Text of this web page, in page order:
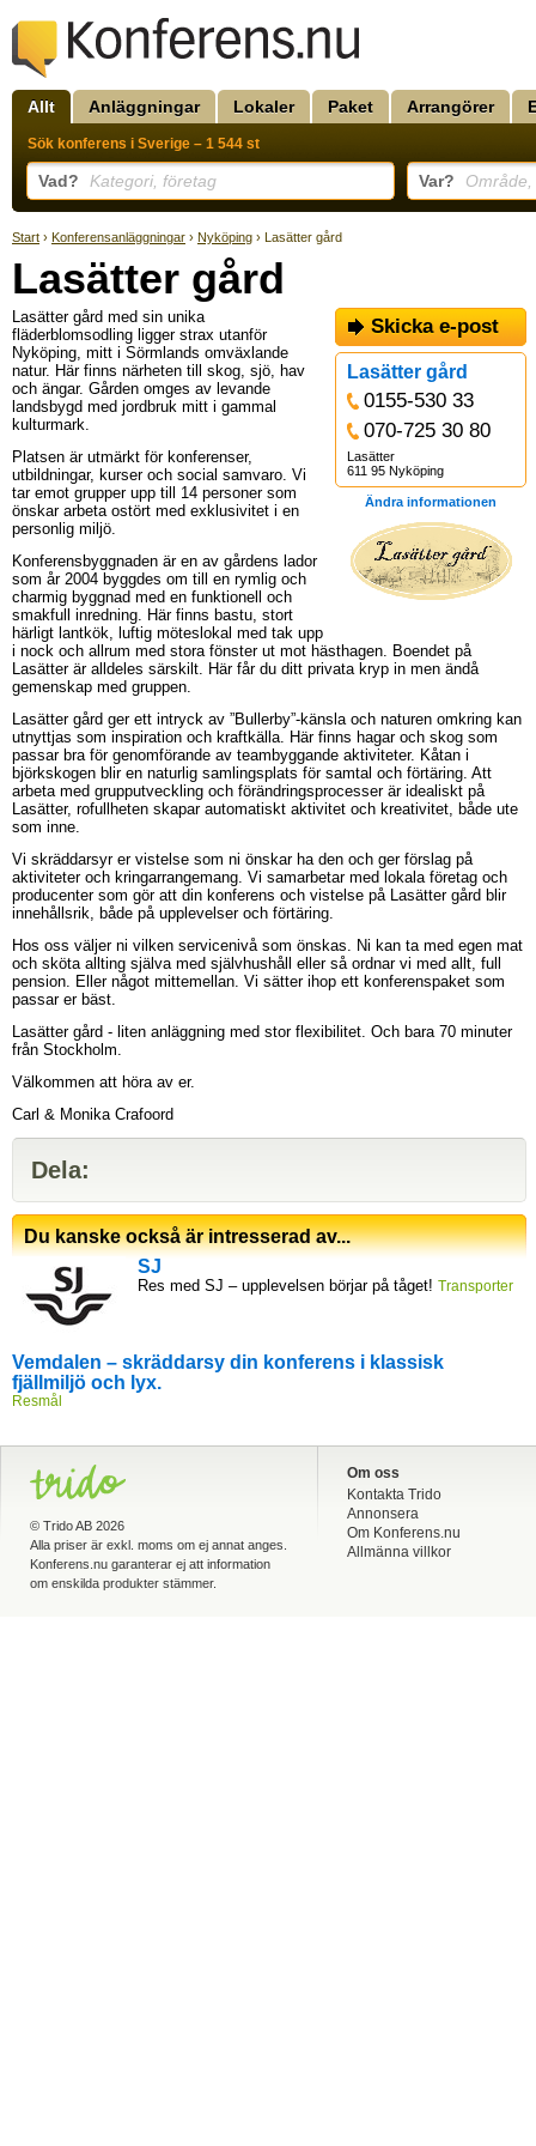
Allt Anläggningar Lokaler Paket Arrangörer
Sök konferens i Sverige – 1 544 st
Vad? Kategori, företag Var?
Start › Konferensanläggningar › Nyköping › Lasätter gård
Lasätter gård
Skicka e-post
Lasätter gård
0155-530 33
070-725 30 80
Lasätter
611 95 Nyköping
Ändra informationen
Lasätter gård med sin unika
fläderblomsodling ligger strax utanför
Nyköping, mitt i Sörmlands omväxlande
natur. Här finns närheten till skog, sjö, hav
och ängar. Gården omges av levande
landsbygd med jordbruk mitt i gammal
kulturmark.
Platsen är utmärkt för konferenser,
utbildningar, kurser och social samvaro. Vi
tar emot grupper upp till 14 personer som
önskar arbeta ostört med exklusivitet i en
personlig miljö.
Konferensbyggnaden är en av gårdens lador
som år 2004 byggdes om till en rymlig och
charmig byggnad med en funktionell och
smakfull inredning. Här finns bastu, stort
härligt lantkök, luftig möteslokal med tak upp
i nock och allrum med stora fönster ut mot hästhagen. Boendet på
Lasätter är alldeles särskilt. Här får du ditt privata kryp in men ändå
gemenskap med gruppen.
Lasätter gård ger ett intryck av ”Bullerby”-känsla och naturen omkring kan
utnyttjas som inspiration och kraftkälla. Här finns hagar och skog som
passar bra för genomförande av teambyggande aktiviteter. Kåtan i
björkskogen blir en naturlig samlingsplats för samtal och förtäring. Att
arbeta med grupputveckling och förändringsprocesser är idealiskt på
Lasätter, rofullheten skapar automatiskt aktivitet och kreativitet, både ute
som inne.
Vi skräddarsyr er vistelse som ni önskar ha den och ger förslag på
aktiviteter och kringarrangemang. Vi samarbetar med lokala företag och
producenter som gör att din konferens och vistelse på Lasätter gård blir
innehållsrik, både på upplevelser och förtäring.
Hos oss väljer ni vilken servicenivå som önskas. Ni kan ta med egen mat
och sköta allting själva med självhushåll eller så ordnar vi med allt, full
pension. Eller något mittemellan. Vi sätter ihop ett konferenspaket som
passar er bäst.
Lasätter gård - liten anläggning med stor flexibilitet. Och bara 70 minuter
från Stockholm.
Välkommen att höra av er.
Carl & Monika Crafoord
Dela:
Du kanske också är intresserad av...
SJ
Res med SJ – upplevelsen börjar på tåget! Transporter
Vemdalen – skräddarsy din konferens i klassisk
fjällmiljö och lyx.
Resmål
© Trido AB 2026
Alla priser är exkl. moms om ej annat anges.
Konferens.nu garanterar ej att information
om enskilda produkter stämmer.
Om oss
Kontakta Trido
Annonsera
Om Konferens.nu
Allmänna villkor